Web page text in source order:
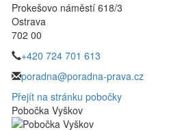
Prokešovo náměstí 618/3
Ostrava
702 00
+420 724 701 613
poradna@poradna-prava.cz
Přejít na stránku pobočky
Pobočka Vyškov